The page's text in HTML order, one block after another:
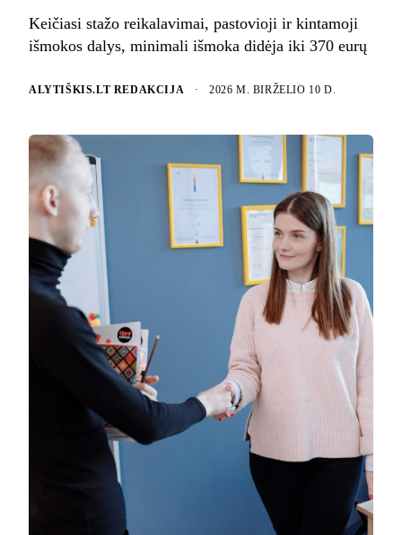
Keičiasi stažo reikalavimai, pastovioji ir kintamoji
išmokos dalys, minimali išmoka didėja iki 370 eurų
ALYTIŠKIS.LT REDAKCIJA · 2026 M. BIRŽELIO 10 D.